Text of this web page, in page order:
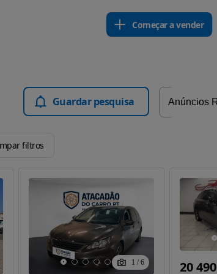
Começar a vender
Guardar pesquisa
filtros
1 / 6 20 490